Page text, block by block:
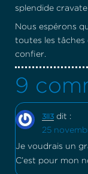
splendide
Nous espérons
toutes les tâches
confier.
9
3ll3 dit :
25
Je voudrais un
C’est pour mon